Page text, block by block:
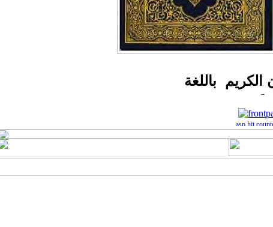
باللغة
asp hit